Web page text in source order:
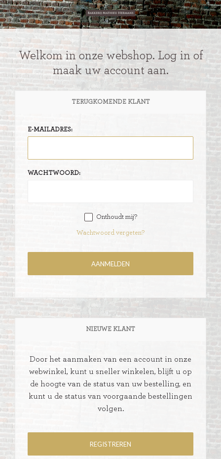
Welkom in onze webshop. Log in of
maak uw account aan.
TERUGKOMENDE KLANT
E-MAILADRES:
WACHTWOORD:
Onthoudt mij?
Wachtwoord vergeten?
NIEUWE KLANT
Door het aanmaken van een account in onze
webwinkel, kunt u sneller winkelen, blijft u op
de hoogte van de status van uw bestelling, en
kunt u de status van voorgaande bestellingen
volgen.